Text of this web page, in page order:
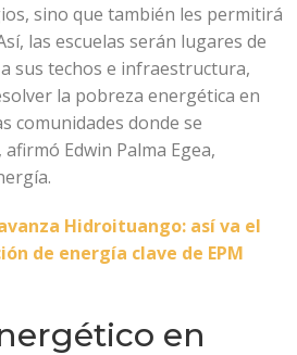
sino que también les permitirá
las escuelas serán lugares de
sus techos e infraestructura,
la pobreza energética en
comunidades donde se
Edwin Palma Egea,
Hidroituango: así va el
de energía clave de EPM
en